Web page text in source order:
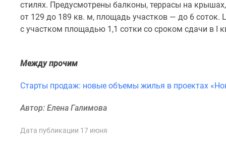
комнатные
калькулятор
ипотека
ипотека
программы
стилях. Предусмотрены балконы, террасы на
от 129 до 189 кв. м, площадь участков — до 6
с участком площадью 1,1 сотки со сроком сдачи в I
Между прочим
Старты продаж: новые объемы жилья в проектах
Автор: Елена Галимова
Дата публикации 17 июня